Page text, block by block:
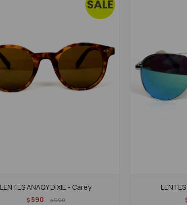
LENTES ANAQY DIXIE - Carey
$ 590 $990